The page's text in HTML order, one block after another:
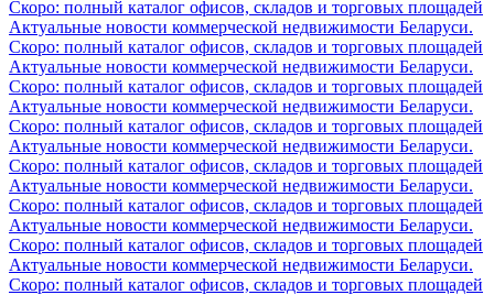
Скоро: полный каталог офисов, складов и торговых площадей
Актуальные новости коммерческой недвижимости Беларуси.
Скоро: полный каталог офисов, складов и торговых площадей
Актуальные новости коммерческой недвижимости Беларуси.
Скоро: полный каталог офисов, складов и торговых площадей
Актуальные новости коммерческой недвижимости Беларуси.
Скоро: полный каталог офисов, складов и торговых площадей
Актуальные новости коммерческой недвижимости Беларуси.
Скоро: полный каталог офисов, складов и торговых площадей
Актуальные новости коммерческой недвижимости Беларуси.
Скоро: полный каталог офисов, складов и торговых площадей
Актуальные новости коммерческой недвижимости Беларуси.
Скоро: полный каталог офисов, складов и торговых площадей
Актуальные новости коммерческой недвижимости Беларуси.
Скоро: полный каталог офисов, складов и торговых площадей